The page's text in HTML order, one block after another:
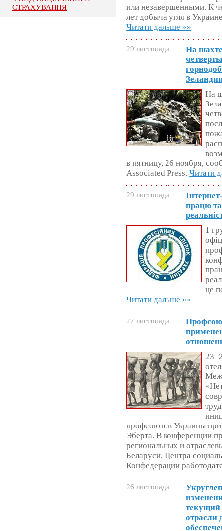
СТРАХУВАННЯ
или незавершенными. К
лет добыча угля в
Читати дальше »»
29 листопада
На
На
в пятницу, 26 ноября,
Associated Press.Читати
29 листопада
працю та
1
це
Читати дальше »»
27 листопада
профсоюзов Украины
Эберта. В конференции
региональных и
Беларуси, Центра
Конфедерации
26 листопада
текущий
отрасли